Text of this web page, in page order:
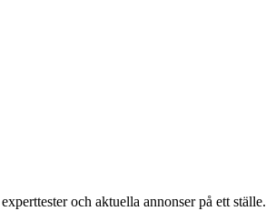
och aktuella annonser på ett ställe.